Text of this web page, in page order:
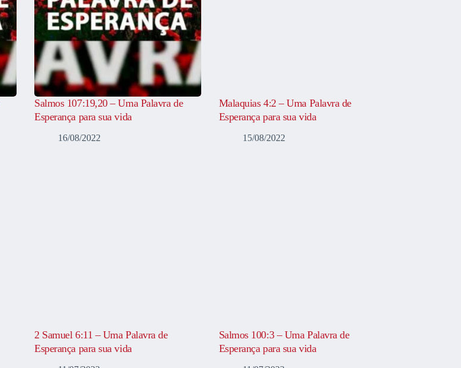
Salmos 107:19,20 – Uma Palavra de
Esperança para sua vida
16/08/2022
Malaquias 4:2 – Uma Palavra de
Esperança para sua vida
15/08/2022
2 Samuel 6:11 – Uma Palavra de
Esperança para sua vida
Salmos 100:3 – Uma Palavra de
Esperança para sua vida